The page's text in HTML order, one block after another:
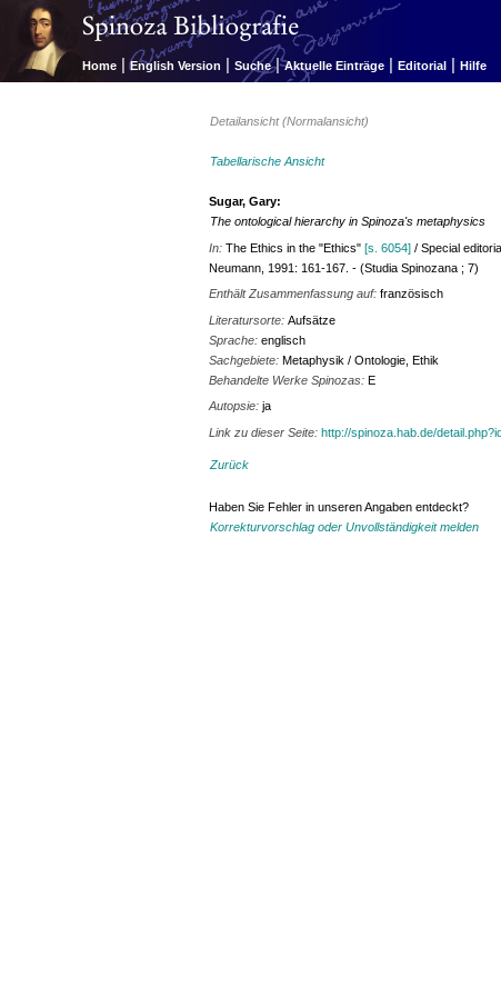
Home | English Version | Suche | Aktuelle Einträge | Editorial | Hilfe
Detailansicht (Normalansicht)
Tabellarische Ansicht
Sugar, Gary:
The ontological hierarchy in Spinoza's metaphysics
In:The Ethics in the "Ethics"[s. 6054] / Special
Neumann, 1991: 161-167. - (Studia Spinozana ; 7)
Enthält Zusammenfassung auf:französisch
Literatursorte:Aufsätze
Sprache:englisch
Sachgebiete:Metaphysik / Ontologie, Ethik
Behandelte Werke Spinozas:E
Autopsie:ja
Link zu dieser Seite:http://spinoza.hab.de/
Zurück
Haben Sie Fehler in unseren Angaben entdeckt?
Korrekturvorschlag oder Unvollständigkeit melden